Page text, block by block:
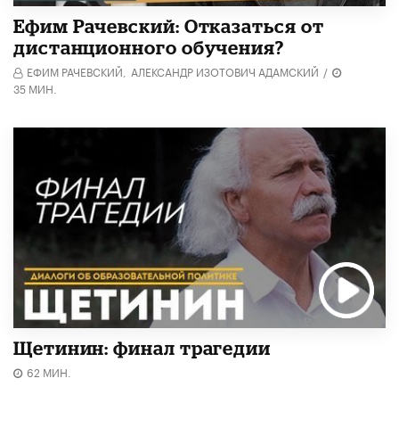
Ефим Рачевский: Отказаться от
дистанционного обучения?
ЕФИМ РАЧЕВСКИЙ, АЛЕКСАНДР ИЗОТОВИЧ АДАМСКИЙ /
35 МИН.
Щетинин: финал трагедии
62 МИН.